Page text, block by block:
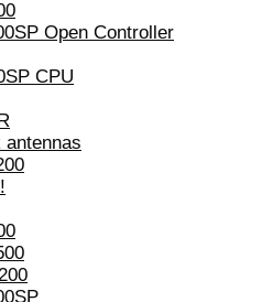
Open Controller
CPU
antennas